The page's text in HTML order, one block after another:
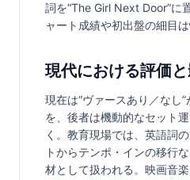
詞を“The Girl Next Door”に
ャート成績や初出盤の細目は
現代における評価
現在は“ヴァースあり／なし
を、後者は機動的なセット
く。教育現場では、英語詞
トからテンポ・インの移行
材として扱われる。映画音